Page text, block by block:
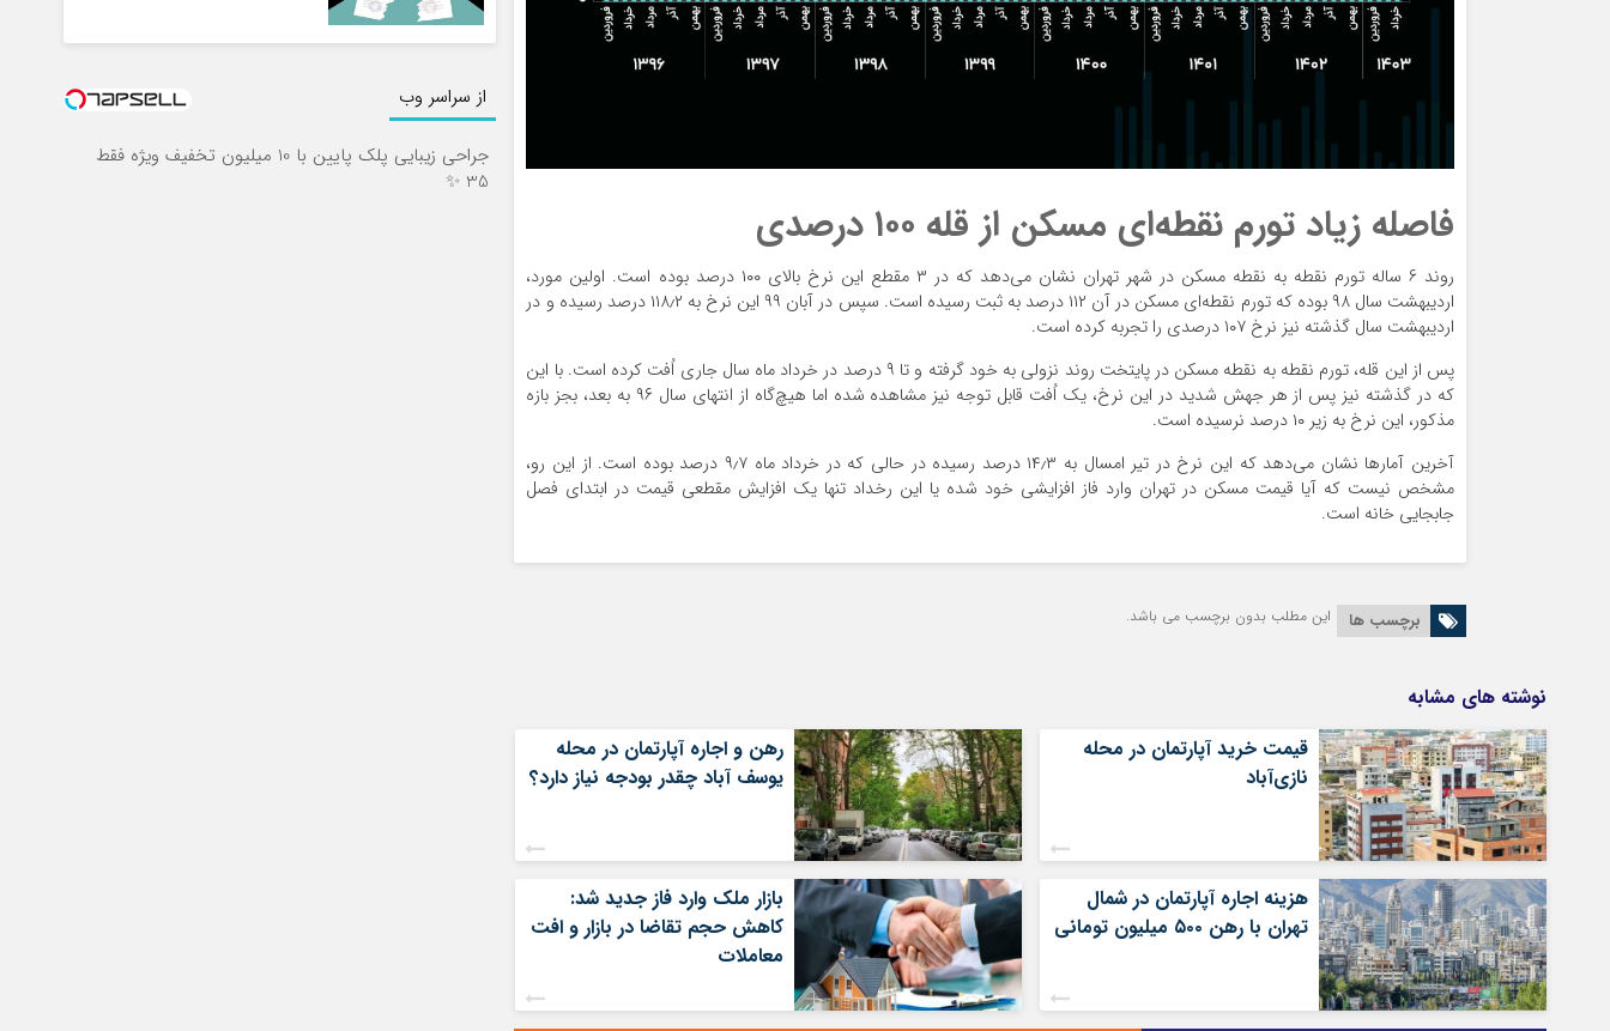
فاصله زیاد تورم نقطه‌ای مسکن از قله ۱۰۰ درصدی
روند ۶ ساله تورم نقطه به نقطه مسکن در شهر تهران نشان می‌دهد که در ۳ مقطع این نرخ بالای ۱۰۰ درصد بوده است. اولین مورد،
اردیبهشت سال ۹۸ بوده که تورم نقطه‌ای مسکن در آن ۱۱۲ درصد به ثبت رسیده است. سپس در آبان ۹۹ این نرخ به ۱۱۸٫۲ درصد رسیده و در
اردیبهشت سال گذشته نیز نرخ ۱۰۷ درصدی را تجربه کرده است.
پس از این قله، تورم نقطه به نقطه مسکن در پایتخت روند نزولی به خود گرفته و تا ۹ درصد در خرداد ماه سال جاری اُفت کرده است. با این
که در گذشته نیز پس از هر جهش شدید در این نرخ، یک اُفت قابل توجه نیز مشاهده شده اما هیچ‌گاه از انتهای سال ۹۶ به بعد، بجز بازه
مذکور، این نرخ به زیر ۱۰ درصد نرسیده است.
آخرین آمارها نشان می‌دهد که این نرخ در تیر امسال به ۱۴٫۳ درصد رسیده در حالی که در خرداد ماه ۹٫۷ درصد بوده است. از این رو،
مشخص نیست که آیا قیمت مسکن در تهران وارد فاز افزایشی خود شده یا این رخداد تنها یک افزایش مقطعی قیمت در ابتدای فصل
جابجایی خانه است.
برچسب ها این مطلب بدون برچسب می باشد.
نوشته های مشابه
قیمت خرید آپارتمان در محله
نازی‌آباد
رهن و اجاره آپارتمان در محله
یوسف آباد چقدر بودجه نیاز دارد؟
هزینه اجاره آپارتمان در شمال
تهران با رهن ۵۰۰ میلیون تومانی
بازار ملک وارد فاز جدید شد:
کاهش حجم تقاضا در بازار و افت
معاملات
از سراسر وب
جراحی زیبایی پلک پایین با 10 میلیون تخفیف ویژه فقط
35 ✨